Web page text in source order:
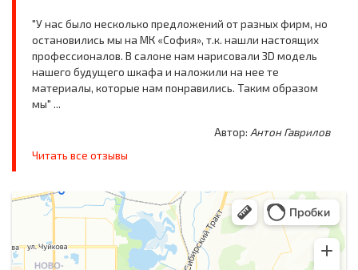
"У нас было несколько предложений от разных фирм, но
остановились мы на МК «София», т.к. нашли настоящих
профессионалов. В салоне нам нарисовали 3D модель
нашего будущего шкафа и наложили на нее те
материалы, которые нам понравились. Таким образом
мы" ...
Автор: Антон Гаврилов
Читать все отзывы